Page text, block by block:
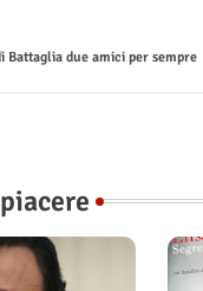
Battaglia due amici per sempre